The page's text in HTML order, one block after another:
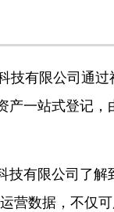
有限公司通过
产一站式登记
有限公司了解
营数据，不仅